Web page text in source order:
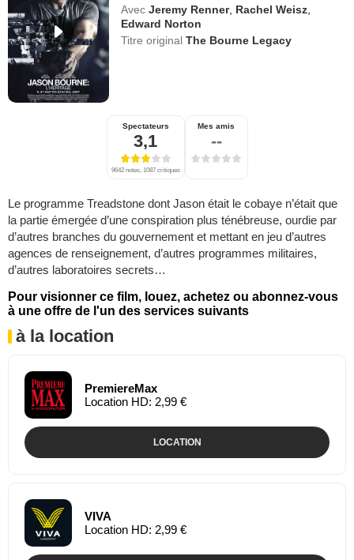
Avec Jeremy Renner, Rachel Weisz
Edward Norton
Titre originalThe Bourne Legacy
Spectateurs
3,1
9642 notes, 1087 critiques
Mes amis
--
Le programme Treadstone dont Jason était le cobaye n’était que
la partie émergée d’une conspiration plus ténébreuse, ourdie par
d’autres branches du gouvernement et mettant en jeu d’autres
agences de renseignement, d’autres programmes militaires,
d’autres laboratoires secrets…
Pour visionner ce film, louez, achetez ou abonnez-vous
à une offre de l'un des services suivants
à la location
PremiereMax
Location HD: 2,99 €
LOCATION
VIVA
Location HD: 2,99 €